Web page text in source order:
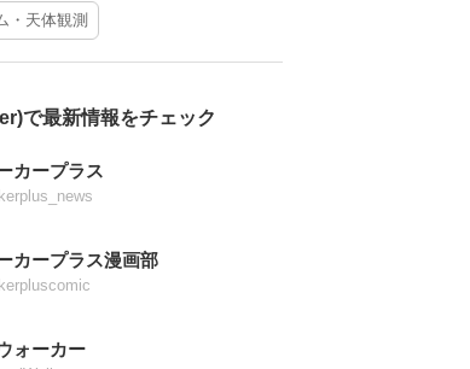
・天体観測
で最新情報をチェック
カープラス
カープラス漫画部
ォーカー